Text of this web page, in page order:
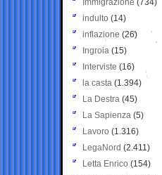
Immigrazione (734)
indulto (14)
inflazione (26)
Ingroia (15)
Interviste (16)
la casta (1.394)
La Destra (45)
La Sapienza (5)
Lavoro (1.316)
LegaNord (2.411)
Letta Enrico (154)